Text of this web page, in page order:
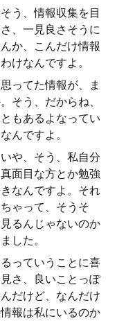
う、情報収集を目
、一見良さそうに
か、こんだけ情報
けなんですよ。
ってた情報が、ま
そう、だからね、
もあるよなってい
んですよ。
や、そう、私自分
面目な方とか勉強
なんですよ。それ
ゃって、そうそ
るんじゃないのか
した。
っていうことに喜
さ、良いことっぽ
だけど、なんだけ
報は私にいるのか